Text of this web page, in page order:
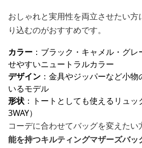
おしゃれと実用性を両立させたい
り込むのがおすすめです。
カラー ：ブラック・キャメル・グ
せやすいニュートラルカラー
デザイン ：金具やジッパーなど小
いるモデル
形状 ：トートとしても使えるリュッ
3WAY）
コーデに合わせてバッグを変えたい
能を持つキルティングマザーズバッ